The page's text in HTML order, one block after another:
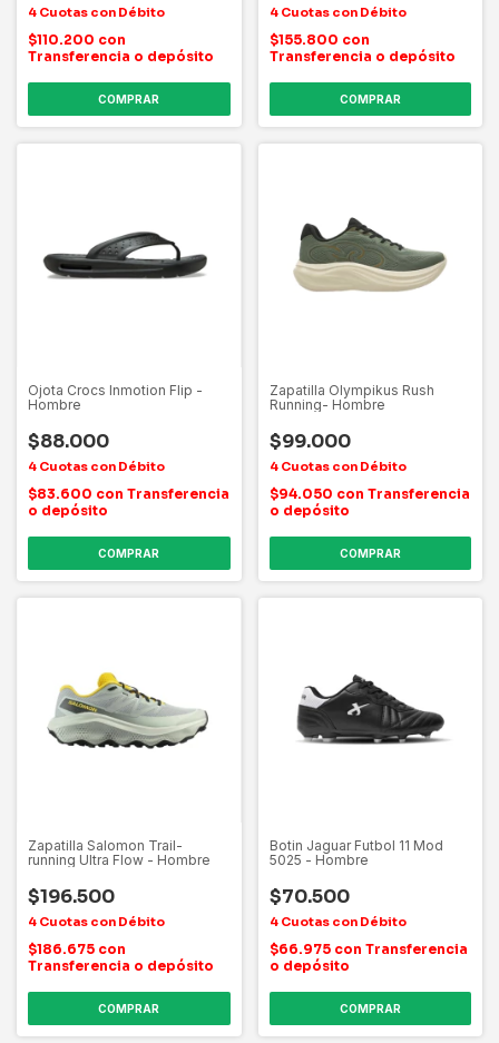
$110.200 con
Transferencia o depósito
COMPRAR
$155.800 con
Transferencia o depósito
COMPRAR
Ojota Crocs Inmotion Flip -
Hombre
$88.000
$83.600 con Transferencia
o depósito
COMPRAR
Zapatilla Olympikus Rush
Running- Hombre
$99.000
$94.050 con Transferencia
o depósito
COMPRAR
Zapatilla Salomon Trail-
running Ultra Flow - Hombre
$196.500
$186.675 con
Transferencia o depósito
COMPRAR
Botin Jaguar Futbol 11 Mod
5025 - Hombre
$70.500
$66.975 con Transferencia
o depósito
COMPRAR